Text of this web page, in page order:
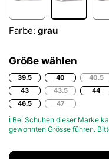
Farbe: grau
Größe wählen
39.5 40 40.5
43
43.5 44
46.5
47
ℹ Bei Schuhen dieser Marke
gewohnten Grösse führen.